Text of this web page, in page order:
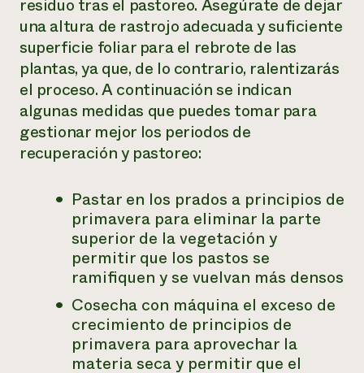
residuo tras el pastoreo. Asegúrate de dejar
una altura de rastrojo adecuada y suficiente
superficie foliar para el rebrote de las
plantas, ya que, de lo contrario, ralentizarás
el proceso. A continuación se indican
algunas medidas que puedes tomar para
gestionar mejor los periodos de
recuperación y pastoreo:
Pastar en los prados a principios de
primavera para eliminar la parte
superior de la vegetación y
permitir que los pastos se
ramifiquen y se vuelvan más densos
Cosecha con máquina el exceso de
crecimiento de principios de
primavera para aprovechar la
materia seca y permitir que el